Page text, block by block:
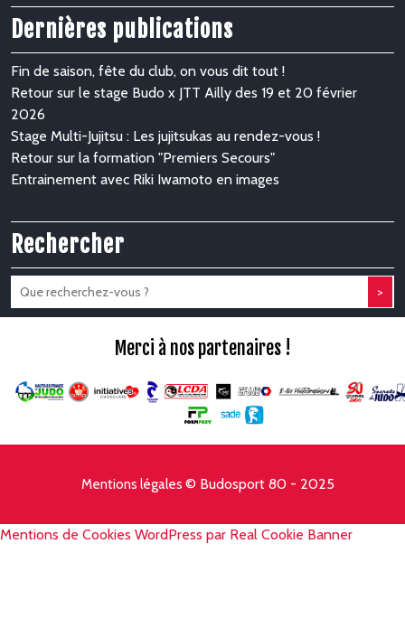
Dernières publications
Fin de saison, fête du club, on vous dit tout !
Retour sur le stage Budo x JTT Ailly des 19 et 20 février
2026
Stage Multi-Jujitsu : Les jujitsukas au rendez-vous !
Retour sur la formation "Premiers Secours"
Entrainement avec Riki Iwamoto en images
Rechercher
>
Merci à nos partenaires !
Mentions légales © Budosport 80 - 2025
Mentions de Cookies WordPress par Real Cookie Banner